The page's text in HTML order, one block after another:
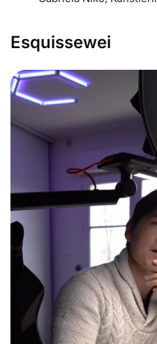
Esquissewei